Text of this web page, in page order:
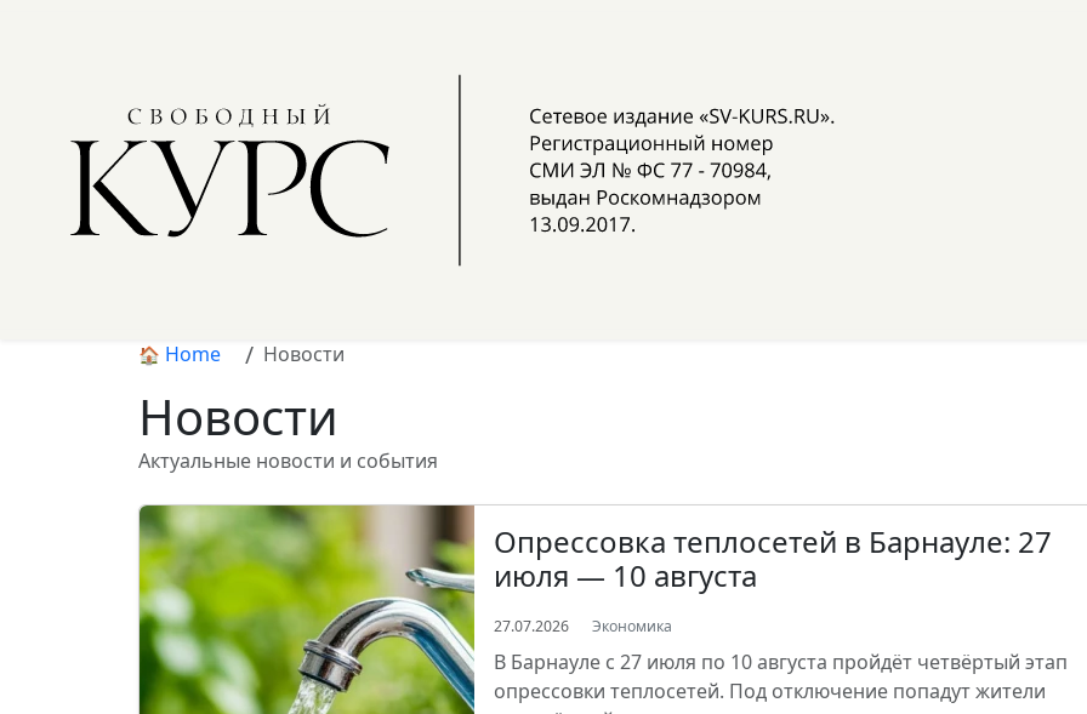
Home Новости
Новости
Актуальные новости и события
Опрессовка теплосетей в Барнауле: 27
июля — 10 августа
27.07.2026 Экономика
В Барнауле с 27 июля по 10 августа пройдёт четвёртый этап
опрессовки теплосетей. Под отключение попадут жители